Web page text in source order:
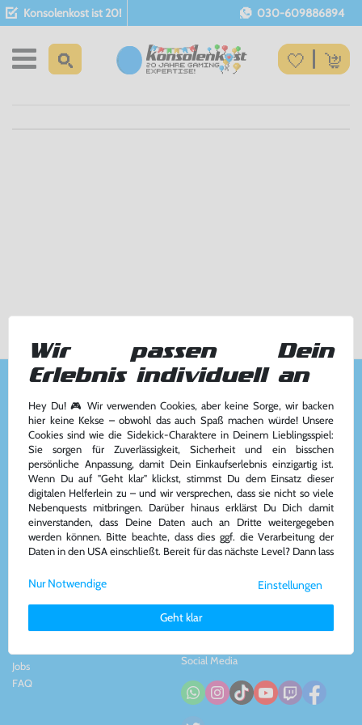
Konsolenkost ist 20! 030-609886894
Kundenservice
Kontakt&Team
AGB
Widerrufsrecht
Impressum
& Datenschutz
Zahlung und Versand
Vertrag widerrufen
Kontakt
Konsolenkost GmbH
Plauener Str. 163-165
13053 Berlin, DE
Tel: +49 30 - 609886894
Mail: info@konsolenkost.de
www.konsolenkost.de
Über das Unternehmen
Partnerprogramm
Jobs
FAQ
Social Media
Wir passen Dein
Erlebnis individuell an
Hey Du! 🎮 Wir verwenden Cookies, aber keine Sorge, wir backen
hier keine Kekse – obwohl das auch Spaß machen würde! Unsere
Cookies sind wie die Sidekick-Charaktere in Deinem Lieblingsspiel:
Sie sorgen für Zuverlässigkeit, Sicherheit und ein bisschen
persönliche Anpassung, damit Dein Einkaufserlebnis einzigartig ist.
Wenn Du auf "Geht klar" klickst, stimmst Du dem Einsatz dieser
digitalen Helferlein zu – und wir versprechen, dass sie nicht so viele
Nebenquests mitbringen. Darüber hinaus erklärst Du Dich damit
einverstanden, dass Deine Daten auch an Dritte weitergegeben
werden können. Bitte beachte, dass dies ggf. die Verarbeitung der
Daten in den USA einschließt. Bereit für das nächste Level? Dann lass
Weitere Informationen zu den von uns verwendeten Cookies und
Deinen Rechten als Nutzer findest Du in unsererDaten­schutz­
Impressum.
Einstellungen
Geht klar
Nur Notwendige